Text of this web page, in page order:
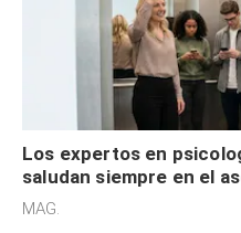
Los expertos en
saludan siempre en el
defensiva y tienen
MAG.